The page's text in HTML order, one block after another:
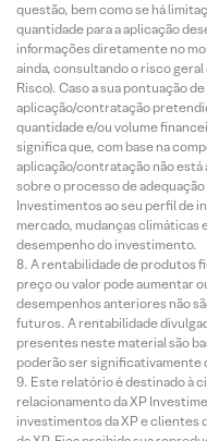
questão, bem como se há
quantidade para a aplicação
informações diretamente no
ainda, consultando o risco
Risco). Caso a sua pontuação
aplicação/contratação
quantidade e/ou volume
significa que, com base na
aplicação/contratação não está
sobre o processo de
Investimentos ao seu perfil de
mercado, mudanças climáticas
desempenho do investimento.
A rentabilidade de produtos
preço ou valor pode aumentar
desempenhos anteriores não
futuros. A rentabilidade
presentes neste material são
poderão ser significativamente
Este relatório é destinado à
relacionamento da XP
investimentos da XP e clientes